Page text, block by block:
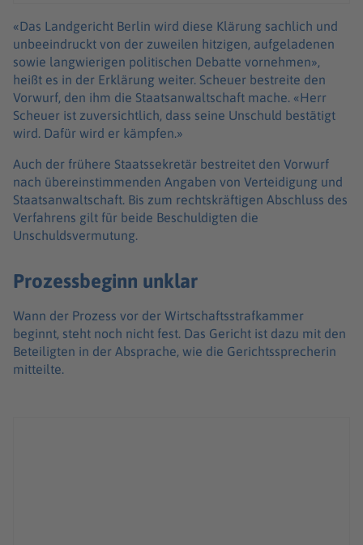
«Das Landgericht Berlin wird diese Klärung sachlich und
unbeeindruckt von der zuweilen hitzigen, aufgeladenen
sowie langwierigen politischen Debatte vornehmen»,
heißt es in der Erklärung weiter. Scheuer bestreite den
Vorwurf, den ihm die Staatsanwaltschaft mache. «Herr
Scheuer ist zuversichtlich, dass seine Unschuld bestätigt
wird. Dafür wird er kämpfen.»
Auch der frühere Staatssekretär bestreitet den Vorwurf
nach übereinstimmenden Angaben von Verteidigung und
Staatsanwaltschaft. Bis zum rechtskräftigen Abschluss des
Verfahrens gilt für beide Beschuldigten die
Unschuldsvermutung.
Prozessbeginn unklar
Wann der Prozess vor der Wirtschaftsstrafkammer
beginnt, steht noch nicht fest. Das Gericht ist dazu mit den
Beteiligten in der Absprache, wie die Gerichtssprecherin
mitteilte.